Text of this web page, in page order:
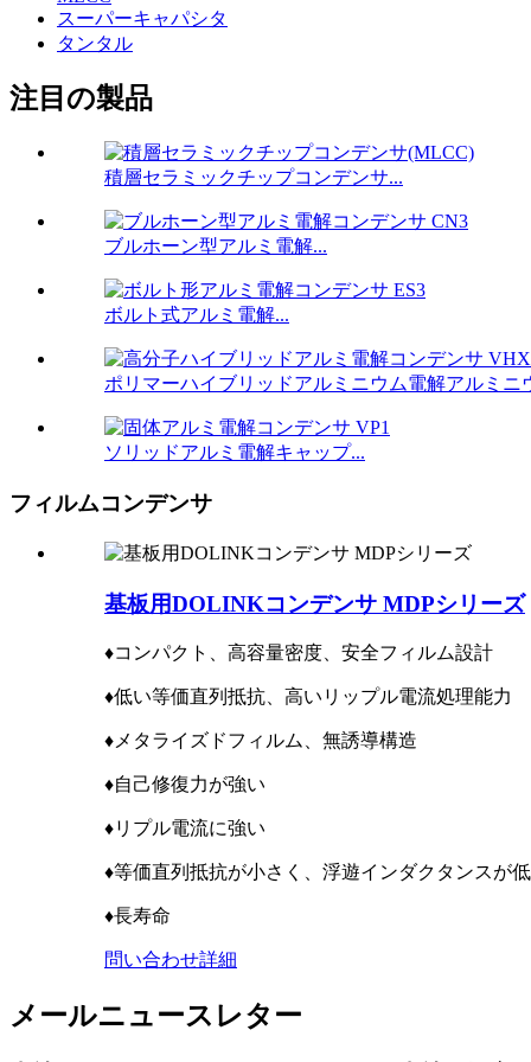
スーパーキャパシタ
タンタル
注目の製品
積層セラミックチップコンデンサ...
ブルホーン型アルミ電解...
ボルト式アルミ電解...
ポリマーハイブリッドアルミニウム電解アルミニ
ソリッドアルミ電解キャップ...
フィルムコンデンサ
基板用DOLINKコンデンサ MDPシリーズ
♦コンパクト、高容量密度、安全フィルム設計
♦低い等価直列抵抗、高いリップル電流処理能力
♦メタライズドフィルム、無誘導構造
♦自己修復力が強い
♦リプル電流に強い
♦等価直列抵抗が小さく、浮遊インダクタンスが
♦長寿命
問い合わせ詳細
メールニュースレター